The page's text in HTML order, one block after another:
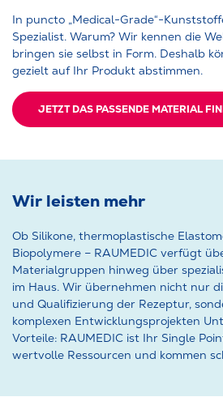
In puncto „Medical-Grade“-
Spezialist. Warum? Wir kennen die
bringen sie selbst in Form. Deshalb
gezielt auf Ihr Produkt abstimmen.
JETZT DAS PASSENDE MATERIAL
Wir leisten mehr
Ob Silikone, thermoplastische
Biopolymere – RAUMEDIC verfügt
Materialgruppen hinweg über
im Haus. Wir übernehmen nicht nur
und Qualifizierung der Rezeptur,
komplexen Entwicklungsprojekten
Vorteile: RAUMEDIC ist Ihr Single
wertvolle Ressourcen und kommen